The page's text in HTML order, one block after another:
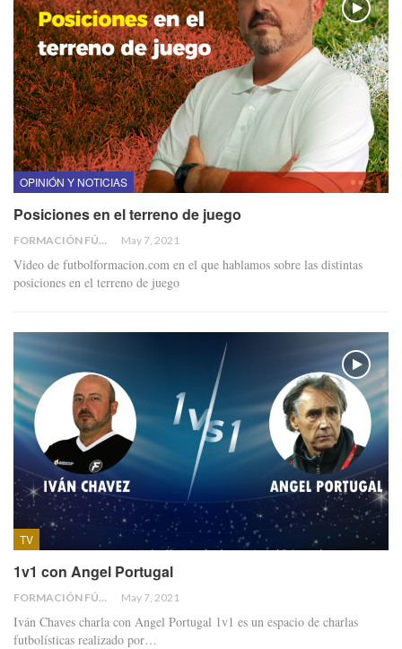
OPINIÓN Y NOTICIAS
Posiciones en el terreno de juego
FORMACIÓN FÚTBOL May 7, 2021
Video de futbolformacion.com en el que hablamos sobre las distintas
posiciones en el terreno de juego
TV
1v1 con Angel Portugal
FORMACIÓN FÚTBOL May 7, 2021
Iván Chaves charla con Angel Portugal 1v1 es un espacio de charlas
futbolísticas realizado por…